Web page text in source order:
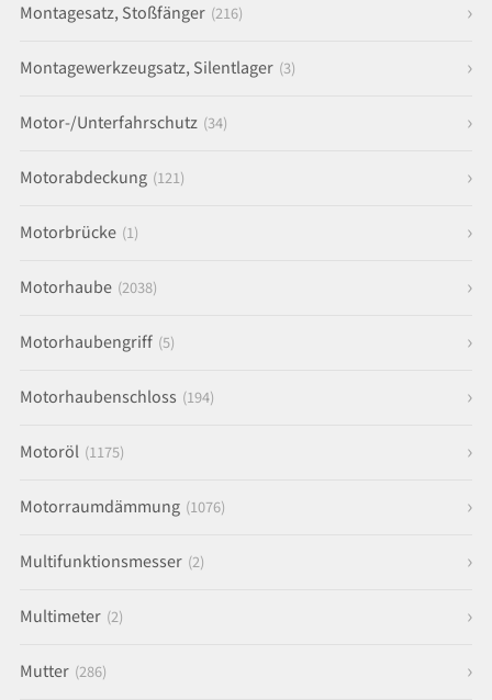
Montagesatz, Stoßfänger (216)
Montagewerkzeugsatz, Silentlager (3)
Motor-/Unterfahrschutz (34)
Motorabdeckung (121)
Motorbrücke (1)
Motorhaube (2038)
Motorhaubengriff (5)
Motorhaubenschloss (194)
Motoröl (1175)
Motorraumdämmung (1076)
Multifunktionsmesser (2)
Multimeter (2)
Mutter (286)